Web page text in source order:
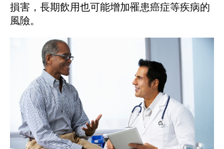
損害，長期飲用也可能增加罹患癌症等疾病的
風險。